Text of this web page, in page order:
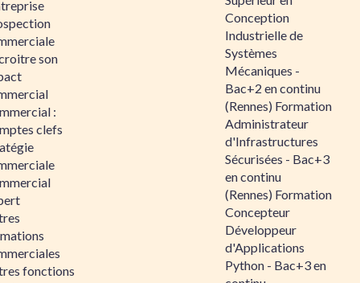
son
:
clefs
fonctions
Conception
Industrielle de
Systèmes
Mécaniques -
Bac+2 en continu
(Rennes) Formation
Administrateur
d'Infrastructures
Sécurisées - Bac+3
en continu
(Rennes) Formation
Concepteur
Développeur
d'Applications
Python - Bac+3 en